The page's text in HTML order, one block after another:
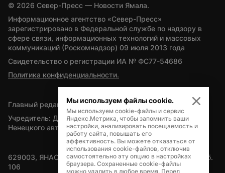
© 2026 Север-Пресс — Новости Ямала.
Информационное агентство «Север-Пресс»
зарегистрировано в Федеральной службе по надзору в
сфере связи, информационных технологий и массовых
коммуникаций (Роскомнадзор) 09 июля 2013 года
Свидетельство о регистрации ИА № ФС77-54686
Политика конфиденциальности.
Главный редактор — А.Л. Поздеев
Учредитель: Департамент внутренней политики Ямало-
Ненецкого автономного округа
629003, ЯНАО, Салехард, мкр. Богдана Кнунянца, д.1, каб.
106
Мы используем файлы cookie.
Мы используем cookie-файлы и сервис
Яндекс.Метрика, чтобы запомнить ваши
настройки, анализировать посещаемость и
работу сайта, повышать его
эффективность. Вы можете отказаться от
использования cookie-файлов, отключив
самостоятельно эту опцию в настройках
браузера. Сохраненные cookie-файлы
можно удалить в любое время. Перед